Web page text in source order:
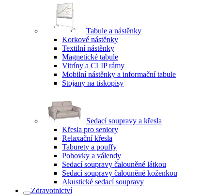
Tabule a nástěnky
Korkové nástěnky
Textilní nástěnky
Magnetické tabule
Vitríny a CLIP rámy
Mobilní nástěnky a informační tabule
Stojany na tiskopisy
Sedací soupravy a křesla
Křesla pro seniory
Relaxační křesla
Taburety a pouffy
Pohovky a válendy
Sedací soupravy čalouněné látkou
Sedací soupravy čalouněné koženkou
Akustické sedací soupravy
Zdravotnictví